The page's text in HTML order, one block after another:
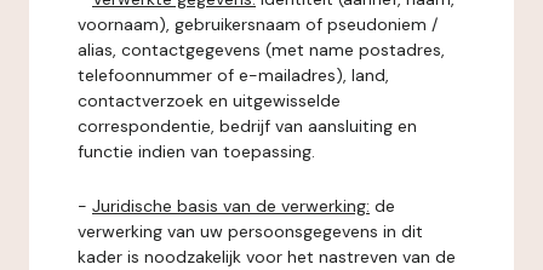
voornaam), gebruikersnaam of pseudoniem /
alias, contactgegevens (met name postadres,
telefoonnummer of e-mailadres), land,
contactverzoek en uitgewisselde
correspondentie, bedrijf van aansluiting en
functie indien van toepassing.
- Juridische basis van de verwerking: de
verwerking van uw persoonsgegevens in dit
kader is noodzakelijk voor het nastreven van de